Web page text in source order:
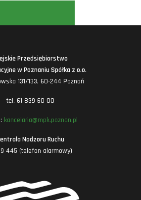
Przedsiębiorstwo
w Poznaniu Spółka z o.o.
131/133, 60-244 Poznań
tel. 61 839 60 00
kancelaria@mpk.poznan.pl
Nadzoru Ruchu
445 (telefon alarmowy)